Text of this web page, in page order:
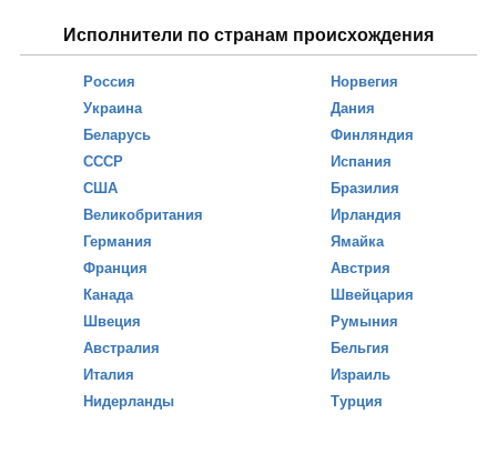
Исполнители по странам происхождения
Россия
Украина
Беларусь
СССР
США
Великобритания
Германия
Франция
Канада
Швеция
Австралия
Италия
Нидерланды
Норвегия
Дания
Финляндия
Испания
Бразилия
Ирландия
Ямайка
Австрия
Швейцария
Румыния
Бельгия
Израиль
Турция